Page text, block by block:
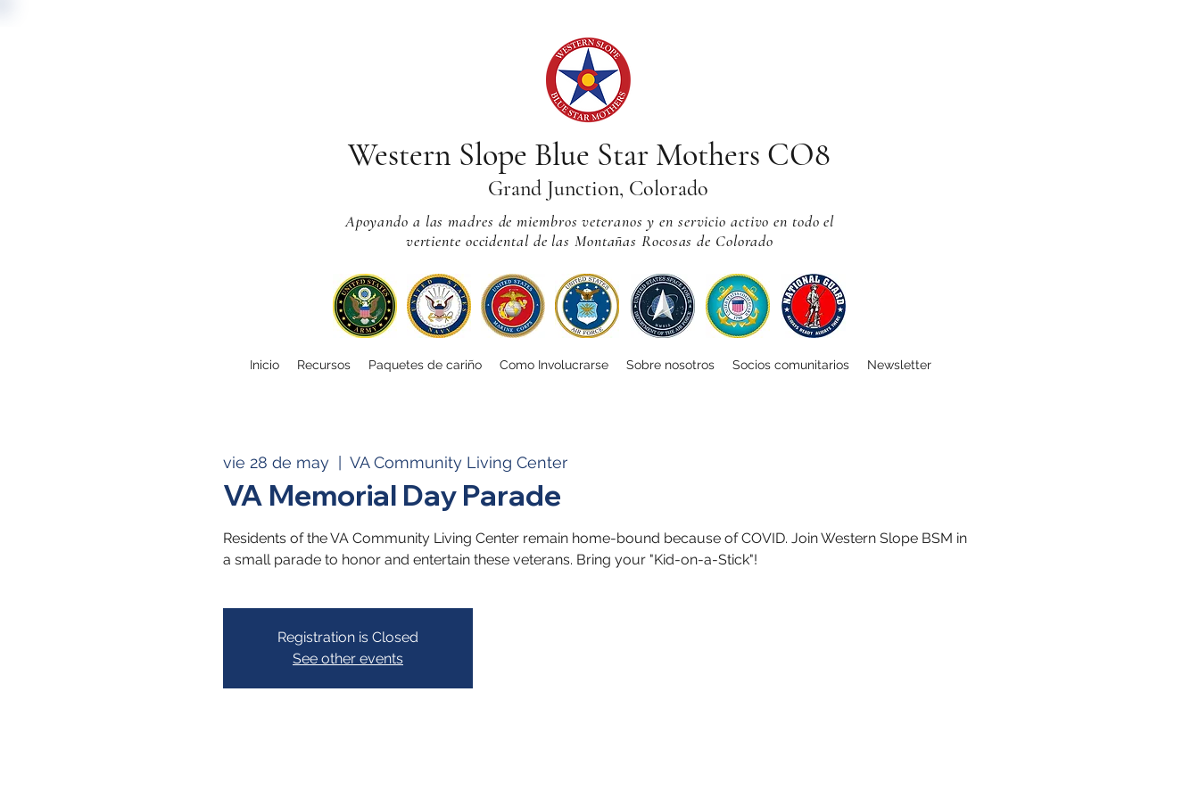
Western Slope Blue Star Mothers CO8
Grand Junction, Colorado
Apoyando a las madres de miembros veteranos y en servicio activo en todo el
vertiente occidental de las Montañas Rocosas de Colorado
Inicio Recursos Paquetes de cariño Como Involucrarse Sobre nosotros Socios comunitarios Newsletter
vie 28 de may VA Community Living Center
VA Memorial Day Parade
Residents of the VA Community Living Center remain home-bound because of COVID. Join Western Slope BSM in
a small parade to honor and entertain these veterans. Bring your "Kid-on-a-Stick"!
Registration is Closed
See other events